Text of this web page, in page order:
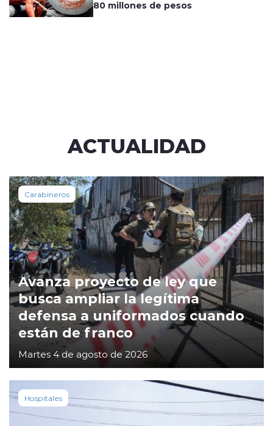
80 millones de pesos
ACTUALIDAD
Carabineros
Avanza proyecto de ley que
busca ampliar la legítima
defensa a uniformados cuando
están de franco
Martes 4 de agosto de 2026
Hospitales